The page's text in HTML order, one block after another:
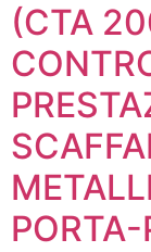
(CTA